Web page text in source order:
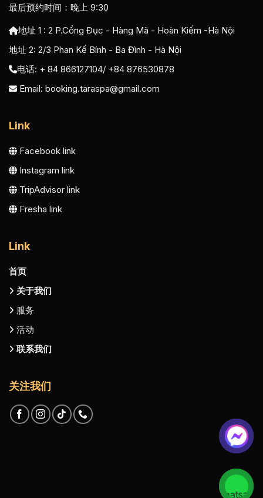
最后预约时间：晚上 9:30
地址 1 : 2 P.Cổng Đục - Hàng Mã - Hoàn Kiếm -Hà Nội
地址 2: 2/3 Phan Kế Bính - Ba Đình - Hà Nội
电话: + 84 866127104/ +84 876530878
Email: booking.taraspa@gmail.com
Link
Facebook link
Instagram link
TripAdvisor link
Fresha link
Link
首页
关于我们
服务
活动
联系我们
关注我们